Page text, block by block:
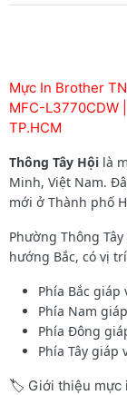
Mực In Brother
MFC-L3770CDW
TP.HCM
Thông Tây Hội là
Minh, Việt Nam.
mới ở Thành phố
Phường Thông
hướng Bắc, có vị
Phía Bắc
Phía Nam
Phía Đông
Phía Tây giáp
🏷️ Giới thiệu mực